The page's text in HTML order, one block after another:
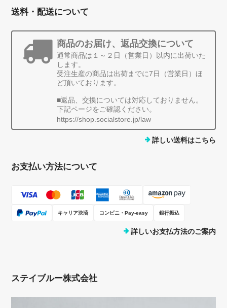
送料・配送について
商品のお届け、返品交換について
通常商品は１～２日（営業日）以内に出荷いた
します。
受注生産の商品は出荷までに7日（営業日）ほ
ど頂いております。
■返品、交換については対応しておりません。
下記ページをご確認ください。
https://shop.socialstore.jp/law
詳しい送料はこちら
お支払い方法について
キャリア決済 コンビニ・Pay-easy 銀行振込
詳しいお支払方法のご案内
ステイブルー株式会社